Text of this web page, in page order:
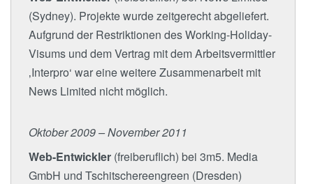
(Sydney). Projekte wurde zeitgerecht abgeliefert.
Aufgrund der Restriktionen des Working-Holiday-
Visums und dem Vertrag mit dem Arbeitsvermittler
‚Interpro‘ war eine weitere Zusammenarbeit mit
News Limited nicht möglich.
Oktober 2009 – November 2011
Web-Entwickler (freiberuflich) bei 3m5. Media
GmbH und Tschitschereengreen (Dresden)